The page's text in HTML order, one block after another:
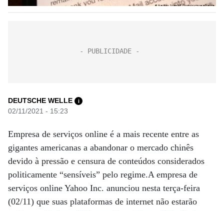
DEUTSCHE WELLE i
02/11/2021 - 15:23
Empresa de serviços online é a mais recente entre as
gigantes americanas a abandonar o mercado chinês
devido à pressão e censura de conteúdos considerados
politicamente “sensíveis” pelo regime.A empresa de
serviços online Yahoo Inc. anunciou nesta terça-feira
(02/11) que suas plataformas de internet não estarão